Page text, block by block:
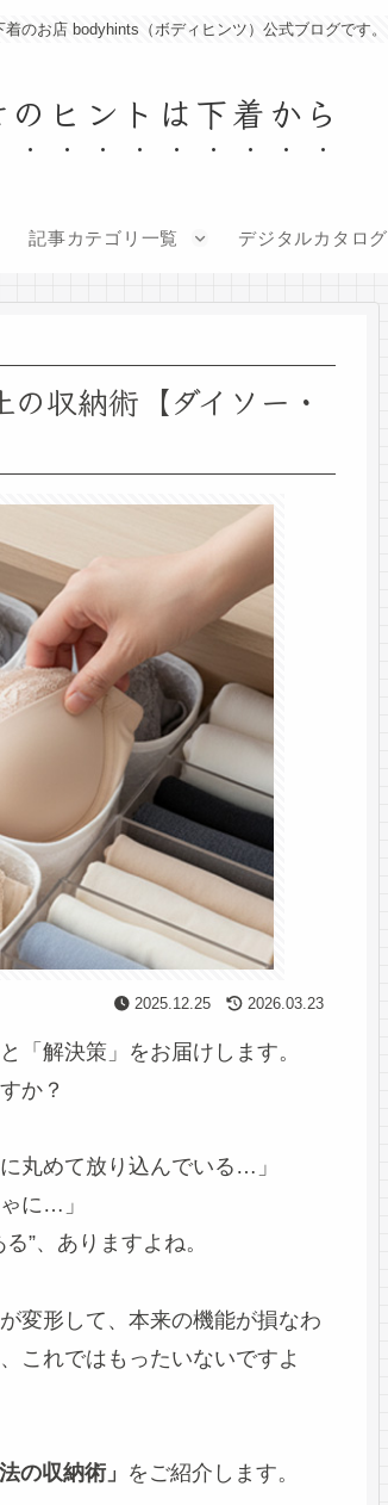
のお店 bodyhints（ボディヒンツ）公式ブログです。
のヒントは下着から
記事カテゴリ一覧 デジタルカタログ
収納術【ダイソー・
2025.12.25 2026.03.23
「解決策」をお届けします。
か？
丸めて放り込んでいる…」
に…」
”、ありますよね。
変形して、本来の機能が損なわ
これではもったいないですよ
の収納術」 をご紹介します。